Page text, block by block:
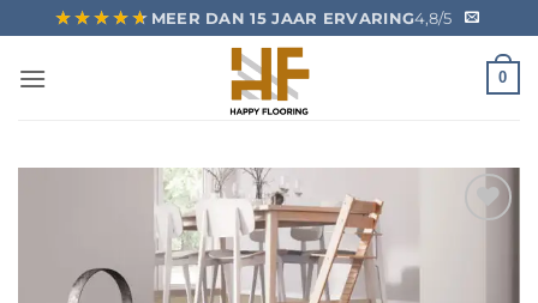
naar
inhoud
★★★★★
★★★★★ MEER DAN 15 JAAR ERVARING4,8/5
0